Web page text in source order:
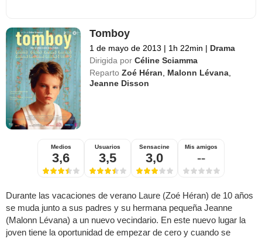
Tomboy
1 de mayo de 2013 | 1h 22min | Drama
Dirigida por Céline Sciamma
Reparto Zoé Héran Malonn Lévana
Jeanne Disson
Medios
3,6
Usuarios
3,5
Sensacine
3,0
Mis amigos
--
Durante las vacaciones de verano Laure (Zoé Héran) de 10 años
se muda junto a sus padres y su hermana pequeña Jeanne
(Malonn Lévana) a un nuevo vecindario. En este nuevo lugar la
joven tiene la oportunidad de empezar de cero y cuando se